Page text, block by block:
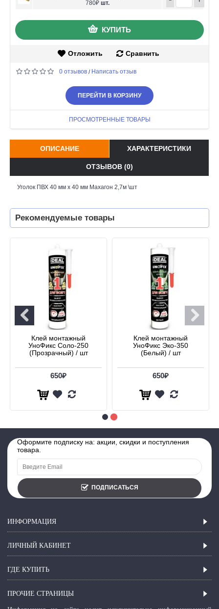
780₽ шт.
КУПИТЬ
Отложить Сравнить
0 отзывов / Написать отзыв
ПЕРЕЙТИ В КОРЗИНУ
ПРОСМОТРЕННЫЕ ТОВАРЫ
ОПИСАНИЕ ХАРАКТЕРИСТИКИ
ОТЗЫВОВ (0)
Уголок ПВХ 40 мм х 40 мм Махагон 2,7м \шт
Рекомендуемые товары
Клей монтажный
УноФикс Соло-250
(Прозрачный) / шт
650₽
Клей монтажный
УноФикс Эко-350
(Белый) / шт
650₽
Оформите подписку на: акции, скидки и поступления
товара.
ПОДПИСАТЬСЯ
ИНФОРМАЦИЯ
ЛИЧНЫЙ КАБИНЕТ
ГДЕ КУПИТЬ
ПРОЧИЕ СТРАНИЦЫ